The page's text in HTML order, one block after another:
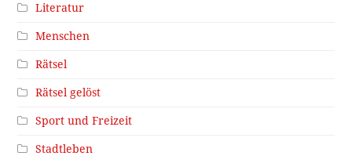
Literatur
Menschen
Rätsel
Rätsel gelöst
Sport und Freizeit
Stadtleben